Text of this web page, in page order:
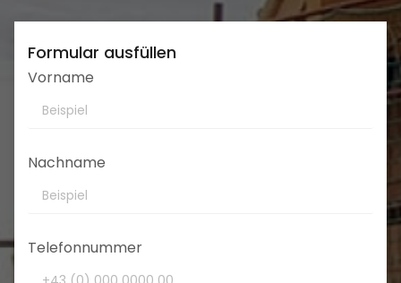
Formular ausfüllen
Vorname
Nachname
Telefonnummer